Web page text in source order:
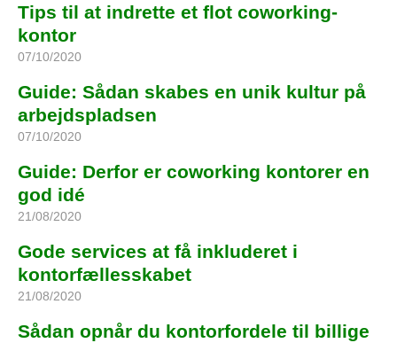
Tips til at indrette et flot coworking-
kontor
07/10/2020
Guide: Sådan skabes en unik kultur på
arbejdspladsen
07/10/2020
Guide: Derfor er coworking kontorer en
god idé
21/08/2020
Gode services at få inkluderet i
kontorfællesskabet
21/08/2020
Sådan opnår du kontorfordele til billige